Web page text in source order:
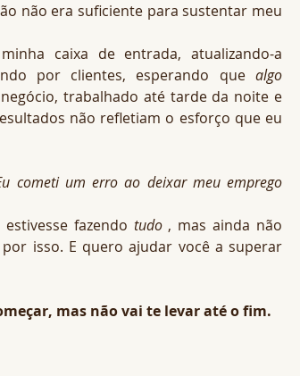
não era suficiente para sustentar meu
caixa de entrada, atualizando-a
por clientes, esperando que algo
trabalhado até tarde da noite e
não refletiam o esforço que eu
cometi um erro ao deixar meu emprego
fazendo tudo , mas ainda não
isso. E quero ajudar você a superar
mas não vai te levar até o fim.